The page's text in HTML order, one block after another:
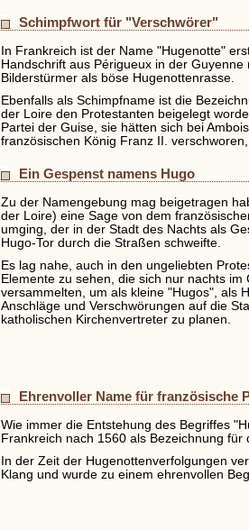
Schimpfwort für "Verschwörer"
In Frankreich ist der Name "Hugenotte"
Handschrift aus Périgueux in der
Bilderstürmer als böse Hugenottenrasse.
Ebenfalls als Schimpfname ist die
der Loire den Protestanten beigelegt
Partei der Guise, sie hätten sich bei
französischen König Franz II.
Ein Gespenst namens Hugo
Zu der Namengebung mag beigetragen
der Loire) eine Sage von dem
umging, der in der Stadt des Nachts als
Hugo-Tor durch die Straßen schweifte.
Es lag nahe, auch in den ungeliebten
Elemente zu sehen, die sich nur nachts im
versammelten, um als kleine "Hugos", als
Anschläge und Verschwörungen auf die
katholischen Kirchenvertreter zu planen.
Ehrenvoller Name für französische
Wie immer die Entstehung des Begriffes
Frankreich nach 1560 als Bezeichnung
In der Zeit der Hugenottenverfolgungen
Klang und wurde zu einem ehrenvollen